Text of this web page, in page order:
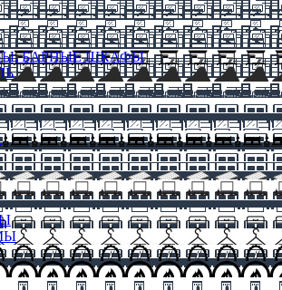
БАРНЫЕ ШКАФЫ